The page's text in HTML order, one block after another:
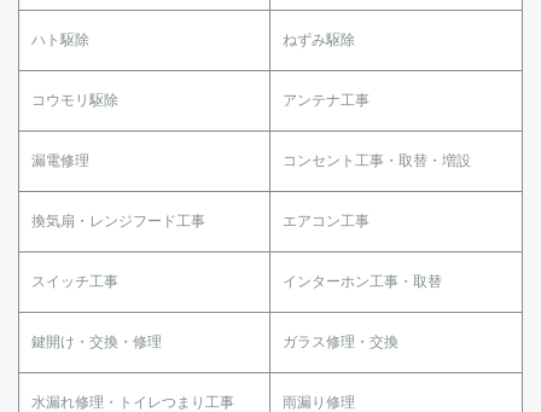
ハト駆除 ねずみ駆除
コウモリ駆除 アンテナ工事
漏電修理 コンセント工事・取替・増設
換気扇・レンジフード工事 エアコン工事
スイッチ工事 インターホン工事・取替
鍵開け・交換・修理 ガラス修理・交換
水漏れ修理・トイレつまり工事 雨漏り修理